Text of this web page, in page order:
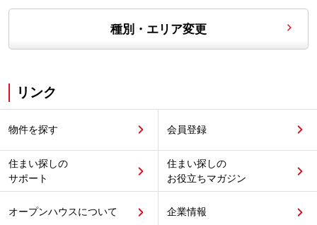
種別・エリア変更
リンク
物件を探す 会員登録
住まい探しの
サポート
住まい探しの
お役立ちマガジン
オープンハウスについて 企業情報